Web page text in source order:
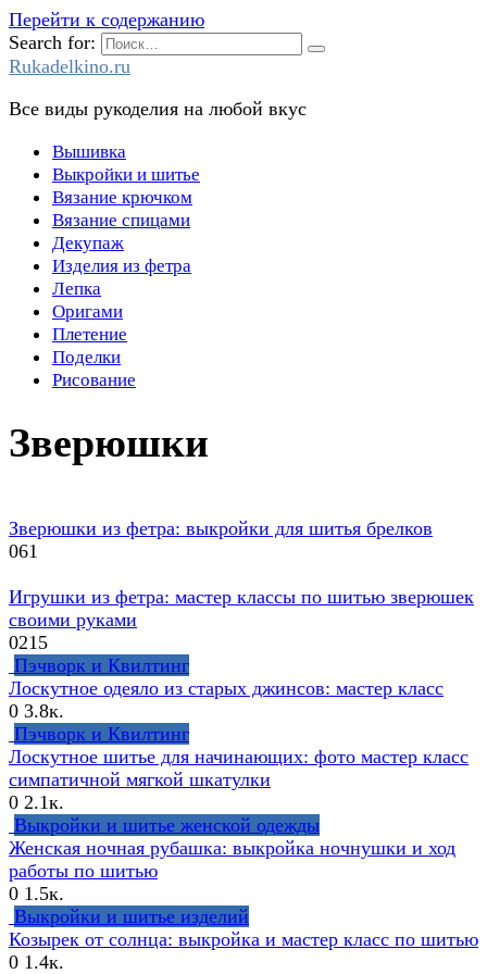
Перейти к содержанию
Search for:
Rukadelkino.ru
Все виды рукоделия на любой вкус
Вышивка
Выкройки и шитье
Вязание крючком
Вязание спицами
Декупаж
Изделия из фетра
Лепка
Оригами
Плетение
Поделки
Рисование
Зверюшки
Зверюшки из фетра: выкройки для шитья брелков
061
Игрушки из фетра: мастер классы по шитью зверюшек
своими руками
0215
Пэчворк и Квилтинг
Лоскутное одеяло из старых джинсов: мастер класс
0 3.8к.
Пэчворк и Квилтинг
Лоскутное шитье для начинающих: фото мастер класс
симпатичной мягкой шкатулки
0 2.1к.
Выкройки и шитье женской одежды
Женская ночная рубашка: выкройка ночнушки и ход
работы по шитью
0 1.5к.
Выкройки и шитье изделий
Козырек от солнца: выкройка и мастер класс по шитью
0 1.4к.